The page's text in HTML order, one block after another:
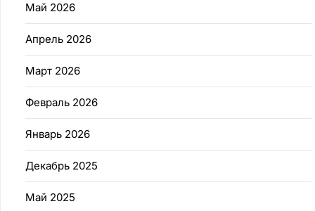
Май 2026
Апрель 2026
Март 2026
Февраль 2026
Январь 2026
Декабрь 2025
Май 2025